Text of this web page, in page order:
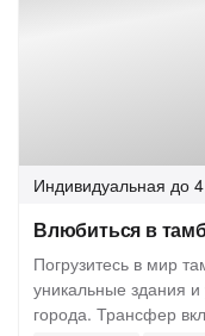
Индивидуальная до
Влюбиться в
Погрузитесь в мир
уникальные здания
города. Трансфер